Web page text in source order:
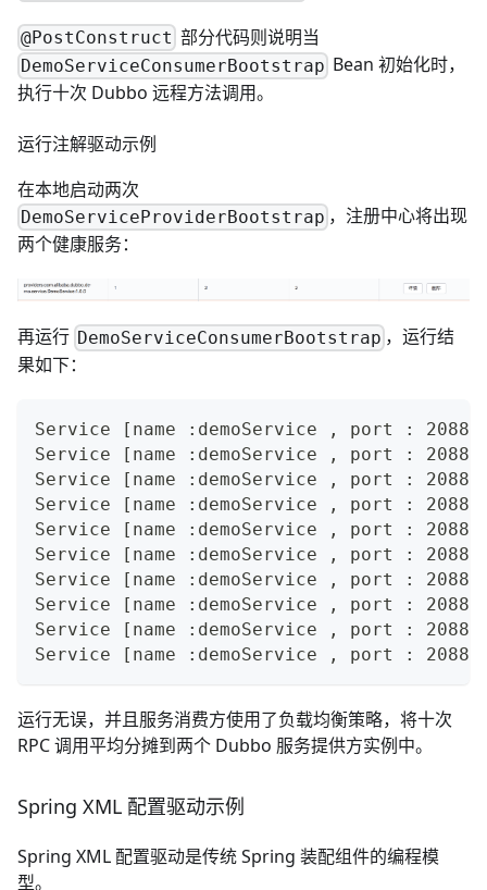
@PostConstruct 部分代码则说明当
DemoServiceConsumerBootstrap Bean 初始化时，
执行十次 Dubbo 远程方法调用。
运行注解驱动示例
在本地启动两次
DemoServiceProviderBootstrap ，注册中心将出现
两个健康服务：
再运行 DemoServiceConsumerBootstrap ，运行结
果如下：
Service [name :demoService , port :
Service [name :demoService , port :
Service [name :demoService , port :
Service [name :demoService , port :
Service [name :demoService , port :
Service [name :demoService , port :
Service [name :demoService , port :
Service [name :demoService , port :
Service [name :demoService , port :
Service [name :demoService , port :
运行无误，并且服务消费方使用了负载均衡策略，将十次
RPC 调用平均分摊到两个 Dubbo 服务提供方实例中。
Spring XML 配置驱动示例
Spring XML 配置驱动是传统 Spring 装配组件的编程模
型。